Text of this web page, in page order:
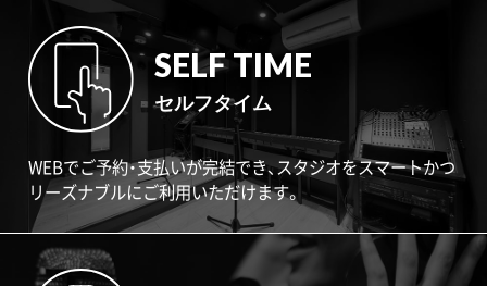
SELF TIME
セルフタイム
WEBでご予約・支払いが完結でき、スタジオをスマートかつ
リーズナブルにご利用いただけます。